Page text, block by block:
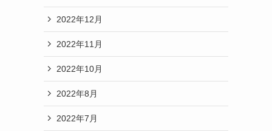
2022年12月
2022年11月
2022年10月
2022年8月
2022年7月